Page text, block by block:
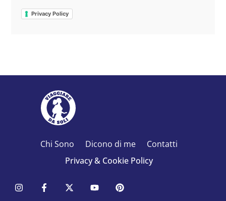
Privacy Policy
Chi Sono Dicono di me
Contatti
Privacy & Cookie Policy